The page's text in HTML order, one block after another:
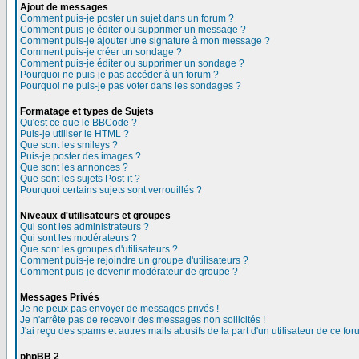
Ajout de messages
Comment puis-je poster un sujet dans un forum ?
Comment puis-je éditer ou supprimer un message ?
Comment puis-je ajouter une signature à mon message ?
Comment puis-je créer un sondage ?
Comment puis-je éditer ou supprimer un sondage ?
Pourquoi ne puis-je pas accéder à un forum ?
Pourquoi ne puis-je pas voter dans les sondages ?
Formatage et types de Sujets
Qu'est ce que le BBCode ?
Puis-je utiliser le HTML ?
Que sont les smileys ?
Puis-je poster des images ?
Que sont les annonces ?
Que sont les sujets Post-it ?
Pourquoi certains sujets sont verrouillés ?
Niveaux d'utilisateurs et groupes
Qui sont les administrateurs ?
Qui sont les modérateurs ?
Que sont les groupes d'utilisateurs ?
Comment puis-je rejoindre un groupe d'utilisateurs ?
Comment puis-je devenir modérateur de groupe ?
Messages Privés
Je ne peux pas envoyer de messages privés !
Je n'arrête pas de recevoir des messages non sollicités !
J'ai reçu des spams et autres mails abusifs de la part d'un utilisateur de ce
phpBB 2